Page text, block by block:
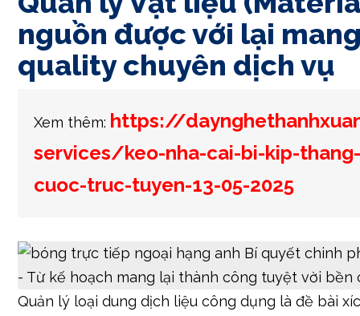
nguồn được với lại
quality chuyên dịch vụ
Xem thêm: https://
services/keo-nha-cai-bi-kip-
cuoc-truc-tuyen-13-05-2025
Quản lý loại dung dịch liệu công dụng là đề bài